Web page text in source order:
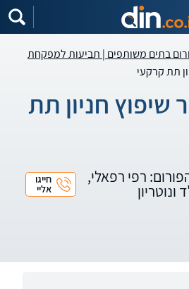
בתים משותפים | תביעות למפקחת
תת קרקעי
שיפוץ חניון תת
רפי רפאלי, חייגו
אליי